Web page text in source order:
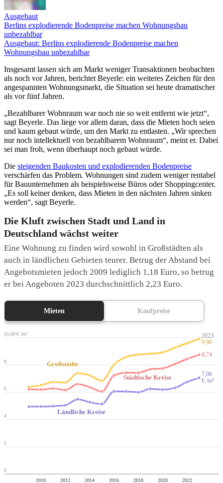
Ausgebaut
Berlins explodierende Bodenpreise machen Wohnungsbau
unbezahlbar
Ausgebaut: Berlins explodierende Bodenpreise machen
Wohnungsbau unbezahlbar
Insgesamt lassen sich am Markt weniger Transaktionen beobachten
als noch vor Jahren, berichtet Beyerle: ein weiteres Zeichen für den
angespannten Wohnungsmarkt, die Situation sei heute dramatischer
als vor fünf Jahren.
„Bezahlbarer Wohnraum war noch nie so weit entfernt wie jetzt“,
sagt Beyerle. Das liege vor allem daran, dass die Mieten hoch seien
und kaum gebaut würde, um den Markt zu entlasten. „Wir sprechen
nur noch intellektuell von bezahlbarem Wohnraum“, meint er. Dabei
sei man froh, wenn überhaupt noch gebaut würde.
Die steigenden Baukosten und explodierenden Bodenpreise
verschärfen das Problem. Wohnungen sind zudem weniger rentabel
für Bauunternehmen als beispielsweise Büros oder Shoppingcenter.
„Es soll keiner denken, dass Mieten in den nächsten Jahren sinken
werden“, sagt Beyerle.